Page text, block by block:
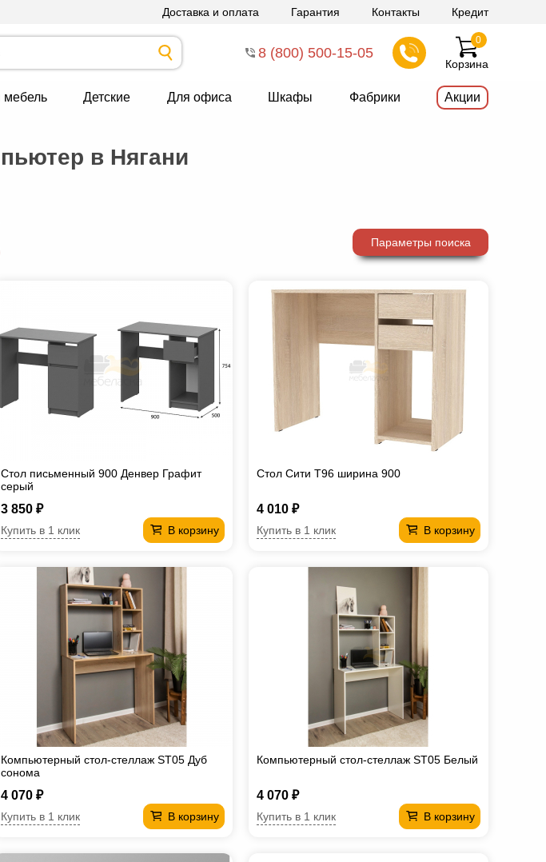
Доставка и оплата Гарантия Контакты Кредит
8 (800) 500-15-05
Корзина
0
мебель Детские Для офиса Шкафы Фабрики Акции
в Нягани
Параметры поиска
Стол письменный 900 Денвер Графит
серый
3 850 ₽
В корзину
Купить в 1 клик
Стол Сити T96 ширина 900
4 010 ₽
В корзину
Купить в 1 клик
Компьютерный стол-стеллаж ST05 Дуб
сонома
4 070 ₽
В корзину
Купить в 1 клик
Компьютерный стол-стеллаж ST05 Белый
4 070 ₽
В корзину
Купить в 1 клик